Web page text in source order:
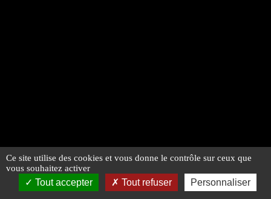
Ce site utilise des cookies et vous donne le contrôle sur ceux que
vous souhaitez activer
Tout accepter Tout refuser Personnaliser